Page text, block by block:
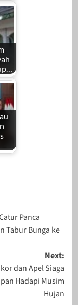
Panca
Tabur Bunga ke
Next:
dan Apel Siaga
Hadapi Musim
Hujan